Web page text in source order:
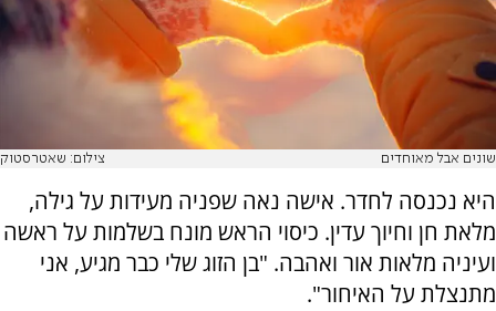
שונים אבל מאוחדים צילום: שאטרסטוק
היא נכנסה לחדר. אישה נאה שפניה מעידות על גילה,
מלאת חן וחיוך עדין. כיסוי הראש מונח בשלמות על ראשה
ועיניה מלאות אור ואהבה. "בן הזוג שלי כבר מגיע, אני
מתנצלת על האיחור".